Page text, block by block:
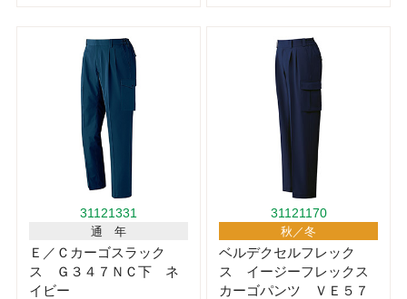
31121331
通 年
Ｅ／Ｃカーゴスラック
ス Ｇ３４７ＮＣ下 ネ
イビー
31121170
秋／冬
ベルデクセルフレック
ス イージーフレックス
カーゴパンツ ＶＥ５７